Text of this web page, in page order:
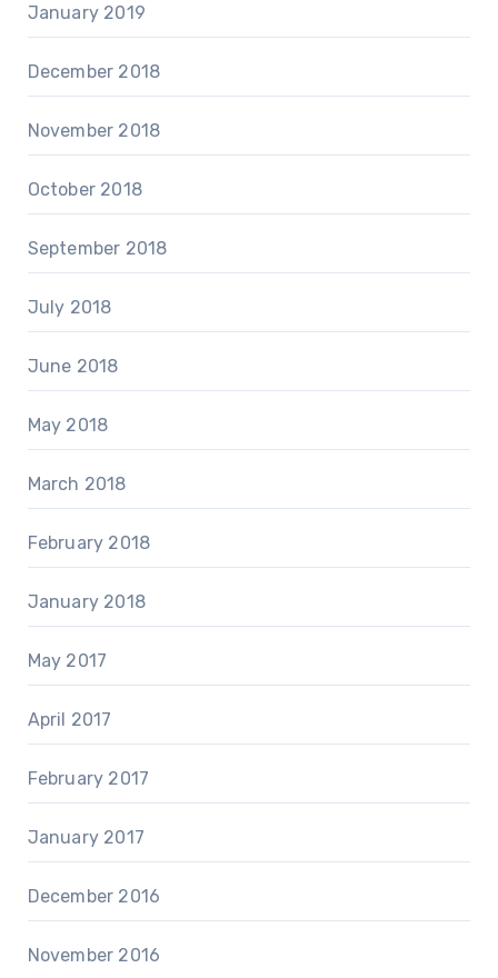
January 2019
December 2018
November 2018
October 2018
September 2018
July 2018
June 2018
May 2018
March 2018
February 2018
January 2018
May 2017
April 2017
February 2017
January 2017
December 2016
November 2016